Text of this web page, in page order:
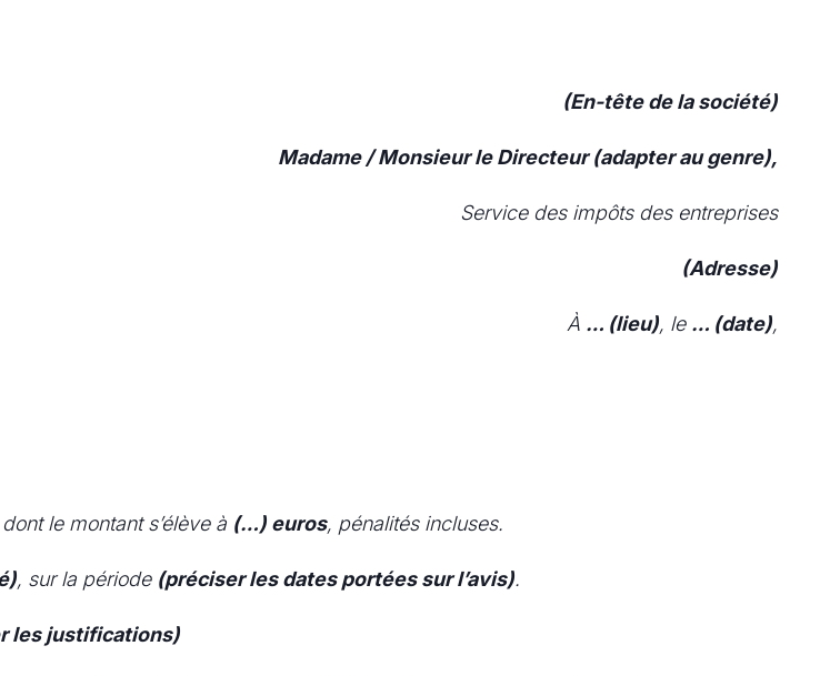
(En-tête de la société)
Madame / Monsieur le Directeur (adapter au genre),
Service des impôts des entreprises
(Adresse)
À … (lieu), le … (date),
dont le montant s’élève à (…) euros, pénalités incluses.
, sur la période (préciser les dates portées sur l’avis).
les justifications)